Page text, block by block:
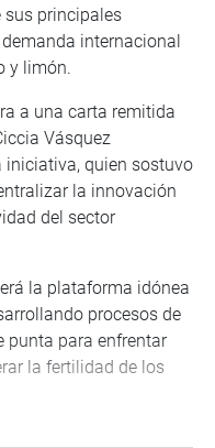
sus principales
internacional
y limón.
a una carta remitida
Vásquez
iniciativa, quien sostuvo
la innovación
del sector
la plataforma idónea
procesos de
punta para enfrentar
la fertilidad de los